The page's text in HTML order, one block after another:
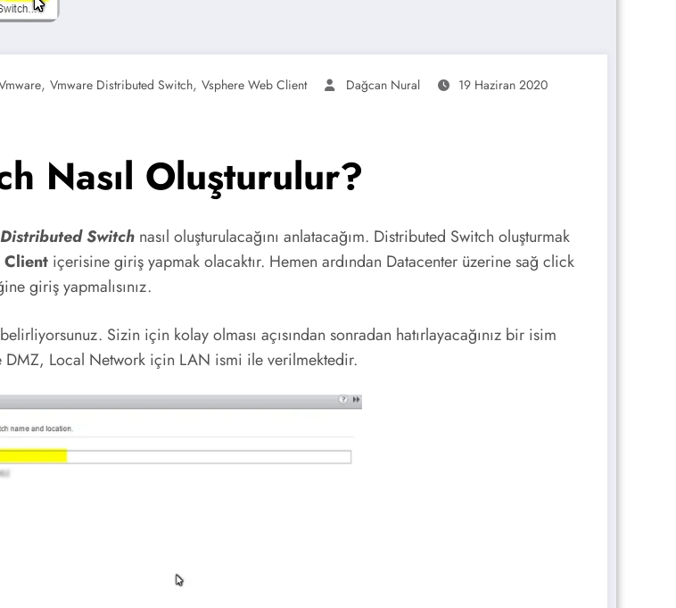
, Vmware Distributed Switch, Vsphere Web Client Dağcan Nural
19 Haziran 2020
Nasıl Oluşturulur?
Distributed Switch nasıl oluşturulacağını anlatacağım. Distributed Switch oluşturmak
Client içerisine giriş yapmak olacaktır. Hemen ardından Datacenter üzerine sağ click
giriş yapmalısınız.
Sizin için kolay olması açısından sonradan hatırlayacağınız bir isim
DMZ, Local Network için LAN ismi ile verilmektedir.